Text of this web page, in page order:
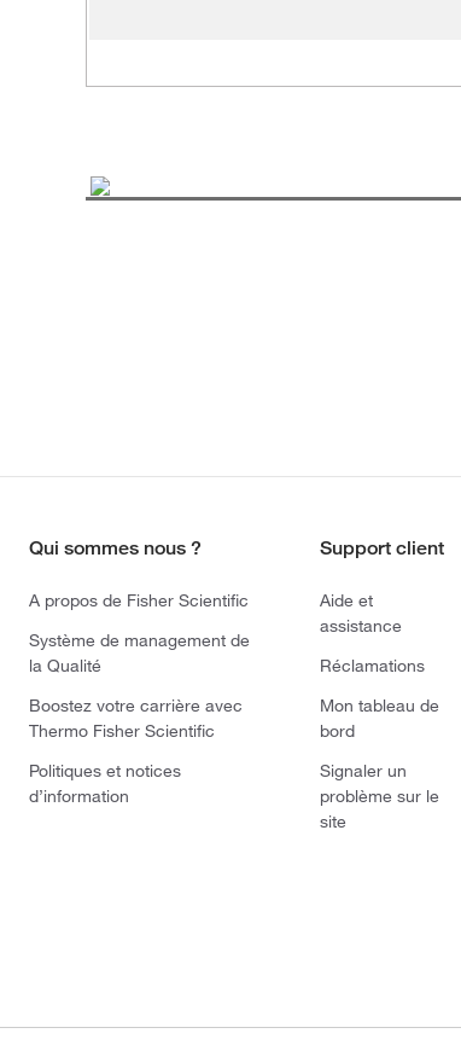
Qui sommes nous ?
A propos de Fisher Scientific
Système de management de
la Qualité
Boostez votre carrière avec
Thermo Fisher Scientific
Politiques et notices
d’information
Support client
Aide et
assistance
Réclamations
Mon tableau de
bord
Signaler un
problème sur le
site